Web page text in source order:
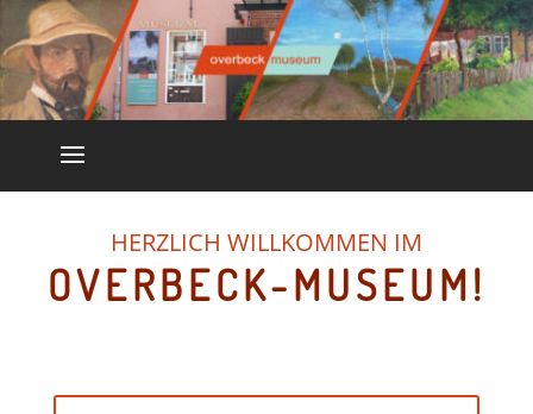
HERZLICH WILLKOMMEN IM
OVERBECK-MUSEUM!